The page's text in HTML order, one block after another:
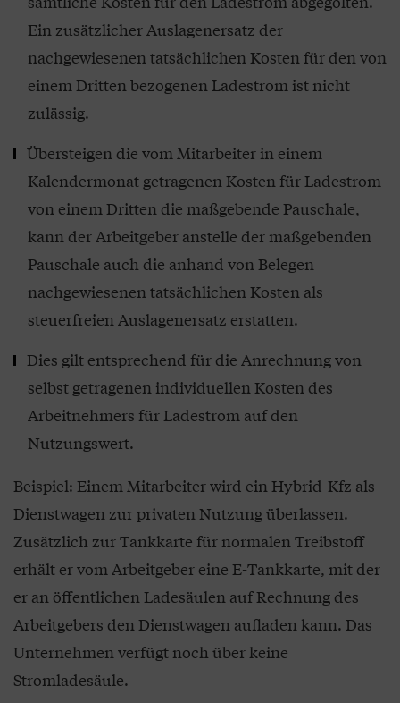
Ein zusätzlicher Auslagenersatz der
nachgewiesenen tatsächlichen Kosten für den von
einem Dritten bezogenen Ladestrom ist nicht
zulässig.
Übersteigen die vom Mitarbeiter in einem
Kalendermonat getragenen Kosten für Lade­strom
von einem Dritten die maßgebende Pauschale,
kann der Arbeitgeber anstelle der maßgebenden
Pauschale auch die anhand von Belegen
nachgewiesenen tatsäch­lichen Kosten als
steuerfreien Auslagenersatz erstatten.
Dies gilt entsprechend für die Anrechnung von
selbst getragenen individuellen Kosten des
Arbeitnehmers für Ladestrom auf den
Nutzungswert.
Beispiel: Einem Mitarbeiter wird ein Hybrid-Kfz als
Dienstwagen zur privaten Nutzung überlassen.
Zusätzlich zur Tankkarte für normalen Treibstoff
erhält er vom Arbeitgeber eine E-Tankkarte, mit der
er an öffentlichen Ladesäulen auf Rechnung des
Arbeitgebers den Dienstwagen auf­laden kann. Das
Unternehmen verfügt noch über keine
Stromladesäule.